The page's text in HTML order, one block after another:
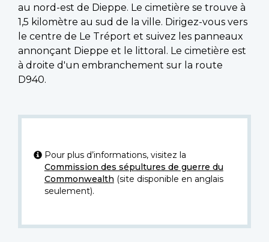
au nord-est de Dieppe. Le cimetière se trouve à
1,5 kilomètre au sud de la ville. Dirigez-vous vers
le centre de Le Tréport et suivez les panneaux
annonçant Dieppe et le littoral. Le cimetière est
à droite d'un embranchement sur la route
D940.
Pour plus d’informations, visitez la
Commission des sépultures de guerre du
Commonwealth (site disponible en anglais
seulement).